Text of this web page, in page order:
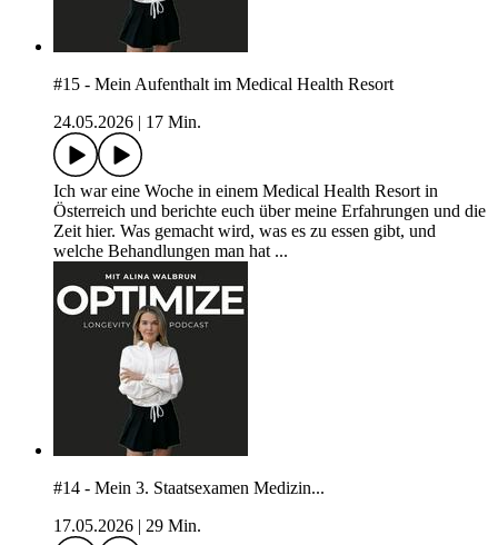
#15 - Mein Aufenthalt im Medical Health Resort
24.05.2026
17 Min.
Ich war eine Woche in einem Medical Health Resort in
Österreich und berichte euch über meine Erfahrungen und die
Zeit hier. Was gemacht wird, was es zu essen gibt, und
welche Behandlungen man hat ...
#14 - Mein 3. Staatsexamen Medizin...
17.05.2026
29 Min.